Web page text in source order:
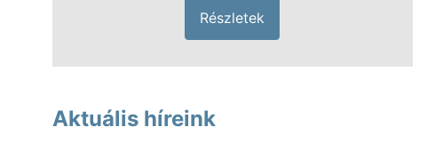
Részletek
Aktuális híreink